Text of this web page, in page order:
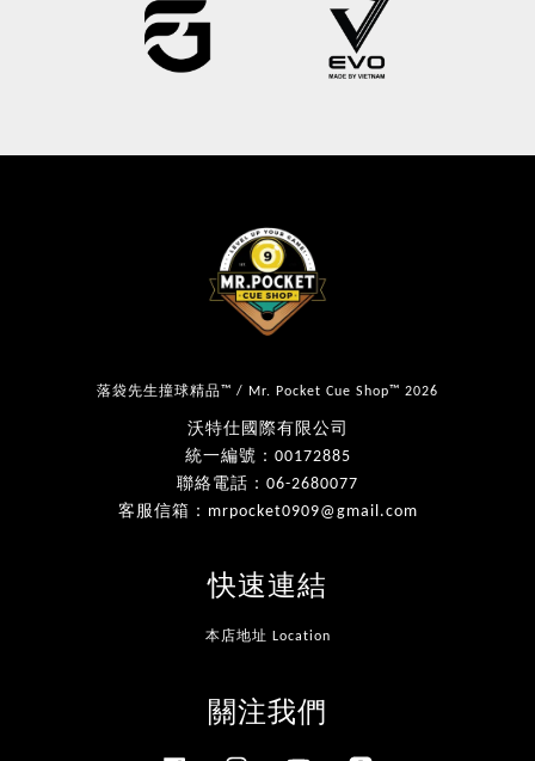
落袋先生撞球精品™ / Mr. Pocket Cue Shop™ 2026
沃特仕國際有限公司
統一編號：00172885
聯絡電話：06-2680077
客服信箱：mrpocket0909@gmail.com
快速連結
本店地址 Location
關注我們